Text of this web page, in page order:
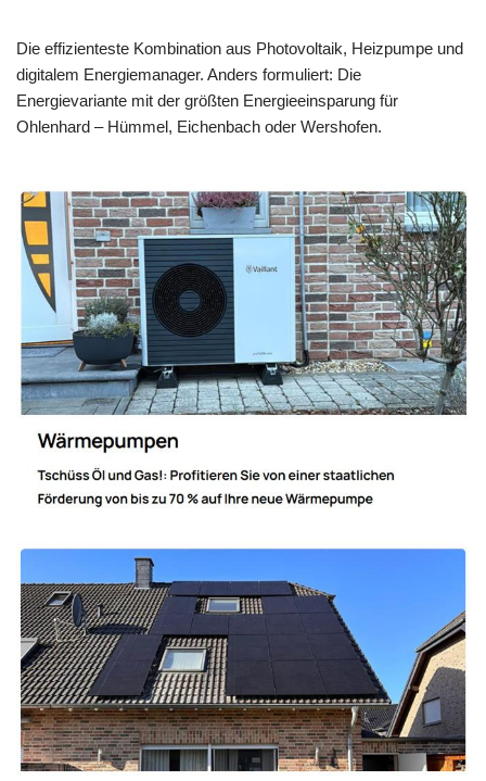
Die effizienteste Kombination aus Photovoltaik, Heizpumpe und
digitalem Energiemanager. Anders formuliert: Die
Energievariante mit der größten Energieeinsparung für
Ohlenhard – Hümmel, Eichenbach oder Wershofen.